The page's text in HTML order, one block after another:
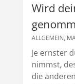
Wird
ALLGEMEIN,
Je ernster
nimmst,
die